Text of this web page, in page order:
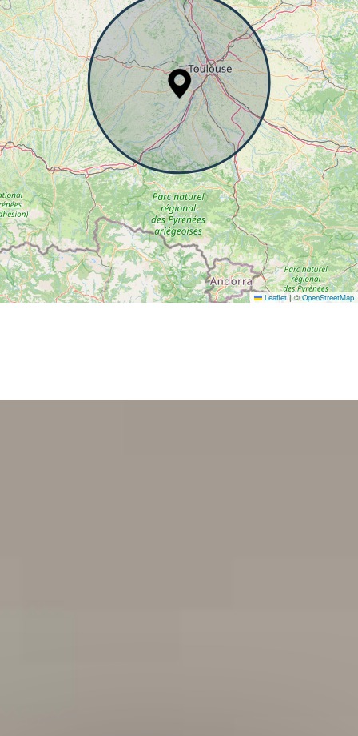
Leaflet |©OpenStreetMap